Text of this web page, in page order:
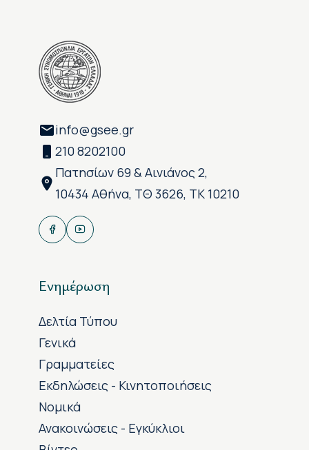
info@gsee.gr
210 8202100
Πατησίων 69 & Αινιάνος 2,
10434 Αθήνα, ΤΘ 3626, ΤΚ 10210
Ενημέρωση
Δελτία Τύπου
Γενικά
Γραμματείες
Εκδηλώσεις - Κινητοποιήσεις
Νομικά
Ανακοινώσεις - Εγκύκλιοι